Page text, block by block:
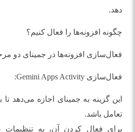
دهد.
چگونه افزونه‌ها را فعال کنیم؟
فعال‌سازی افزونه‌ها در جمینای دو
فعال‌سازی Gemini Apps Activity:
این گزینه به جمینای اجازه می‌دهد تا
تعامل باشد.
برای فعال کردن آن، به تنظیمات